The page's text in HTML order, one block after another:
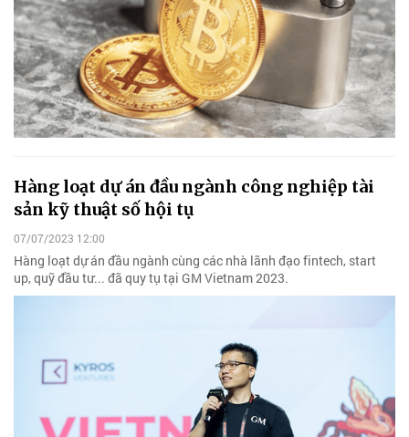
Hàng loạt dự án đầu ngành công nghiệp tài
sản kỹ thuật số hội tụ
07/07/2023 12:00
Hàng loạt dự án đầu ngành cùng các nhà lãnh đạo fintech, start
up, quỹ đầu tư... đã quy tụ tại GM Vietnam 2023.